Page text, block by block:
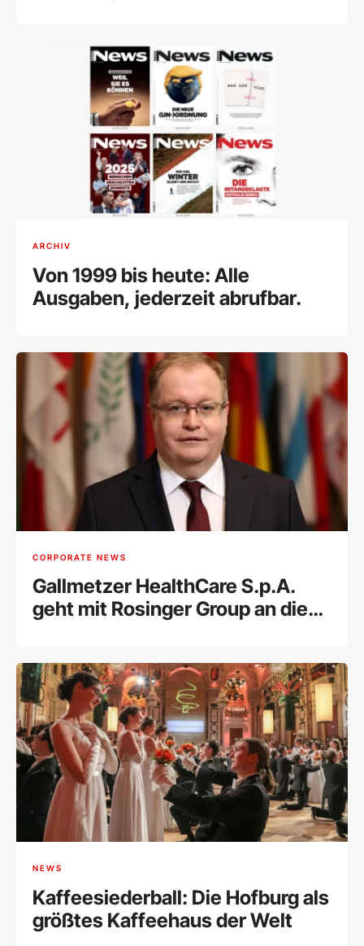
ARCHIV
Von 1999 bis heute: Alle
Ausgaben, jederzeit abrufbar.
CORPORATE NEWS
Gallmetzer HealthCare S.p.A.
geht mit Rosinger Group an die
NEWS
Kaffeesiederball: Die Hofburg als
größtes Kaffeehaus der Welt